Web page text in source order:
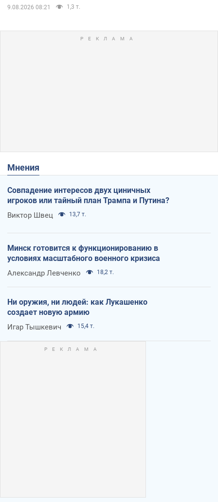
9.08.2026 08:21 1,3 т.
Мнения
Совпадение интересов двух циничных
игроков или тайный план Трампа и Путина?
Виктор Швец 13,7 т.
Минск готовится к функционированию в
условиях масштабного военного кризиса
Александр Левченко 18,2 т.
Ни оружия, ни людей: как Лукашенко
создает новую армию
Игар Тышкевич 15,4 т.